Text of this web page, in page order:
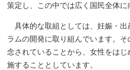
策定し、この中では広く国民全体
具体的な取組としては、妊娠・
ラムの開発に取り組んでいます。
念されていることから、女性をは
施することとしています。